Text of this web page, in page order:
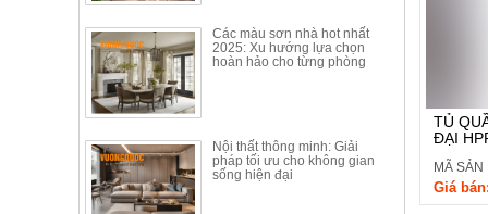
Các màu sơn nhà hot nhất
2025: Xu hướng lựa chọn
hoàn hảo cho từng phòng
Nội thất thông minh: Giải
pháp tối ưu cho không gian
sống hiện đại
Tủ
khác
Đặc
mang
Giá cả
ưu đãi
Quý
TỦ
ĐẠI
MÃ SẢN
Giá bán: